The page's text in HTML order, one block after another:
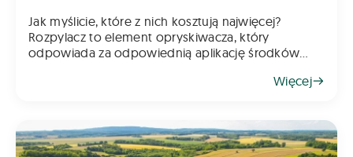
Jak myślicie, które z nich kosztują najwięcej?
Rozpylacz to element opryskiwacza, który
odpowiada za odpowiednią aplikację środków
Więcej